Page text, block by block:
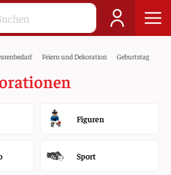
Feiern und Dekoration Geburtstag
Figuren
Sport